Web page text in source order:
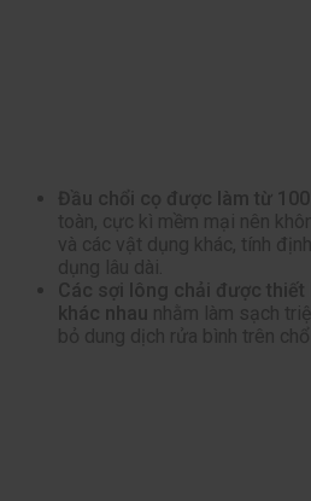
Đầu chổi cọ được làm từ
toàn, cực kì mềm mại nên
và các vật dụng khác, tính
dụng lâu dài.
Các sợi lông chải được thiết
khác nhau
nhằm làm sạch
bỏ dung dịch rửa bình trên